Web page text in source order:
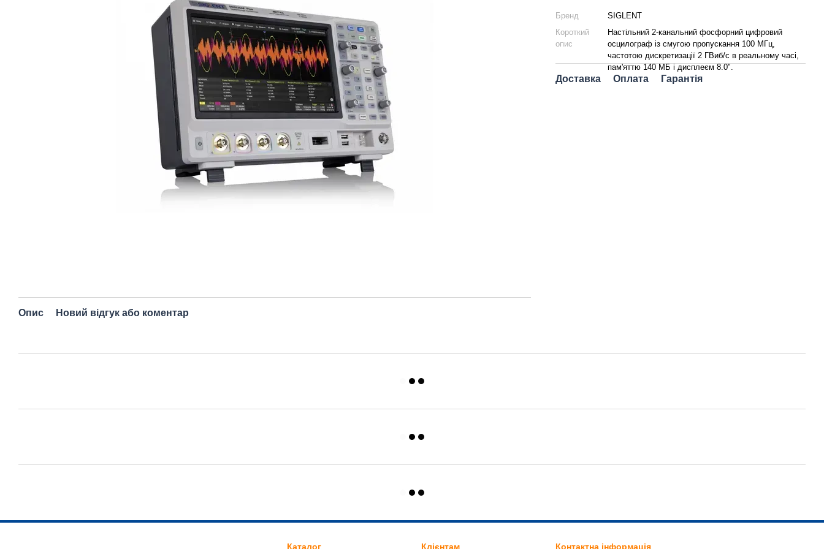
Опис Новий відгук або коментар
Бренд
SIGLENT
Короткий
опис
Настільний 2-канальний фосфорний цифровий
осцилограф із смугою пропускання 100 МГц,
частотою дискретизації 2 ГВиб/с в реальному часі,
пам'яттю 140 МБ і дисплеєм 8.0".
Доставка Оплата Гарантія
Каталог Клієнтам Контактна інформація